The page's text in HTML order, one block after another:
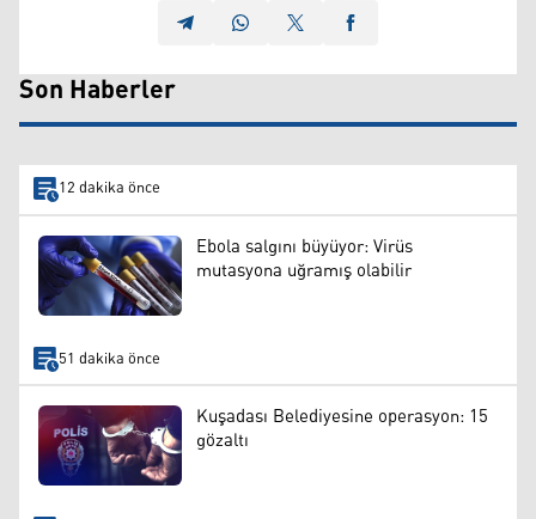
Son Haberler
12 dakika önce
Ebola salgını büyüyor: Virüs
mutasyona uğramış olabilir
51 dakika önce
Kuşadası Belediyesine operasyon: 15
gözaltı